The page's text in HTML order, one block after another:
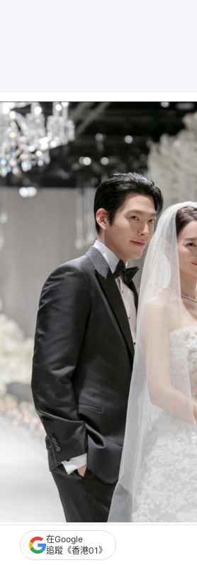
金宇彬、申敏兒的婚禮照片。（
在Google
追蹤《香港01》